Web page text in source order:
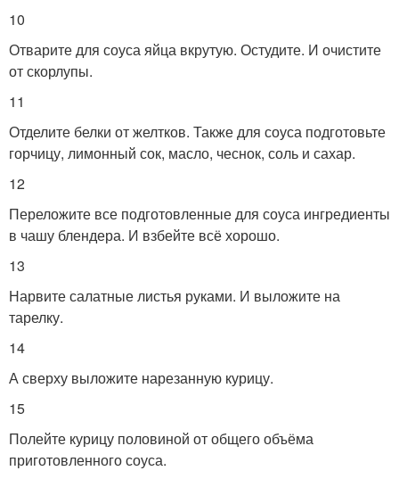
10
Отварите для соуса яйца вкрутую. Остудите. И очистите
от скорлупы.
11
Отделите белки от желтков. Также для соуса подготовьте
горчицу, лимонный сок, масло, чеснок, соль и сахар.
12
Переложите все подготовленные для соуса ингредиенты
в чашу блендера. И взбейте всё хорошо.
13
Нарвите салатные листья руками. И выложите на
тарелку.
14
А сверху выложите нарезанную курицу.
15
Полейте курицу половиной от общего объёма
приготовленного соуса.